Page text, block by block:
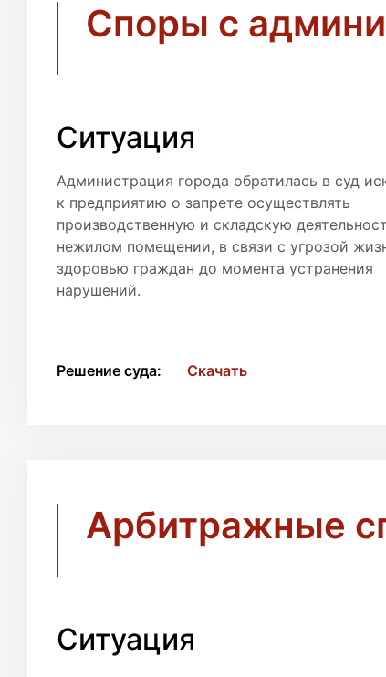
Споры с
Ситуация
Администрация города обратилась в суд
к предприятию о запрете осуществлять
производственную и складскую
нежилом помещении, в связи с угрозой
здоровью граждан до момента устранения
нарушений.
Решение суда: Скачать
Арбитражные
Ситуация